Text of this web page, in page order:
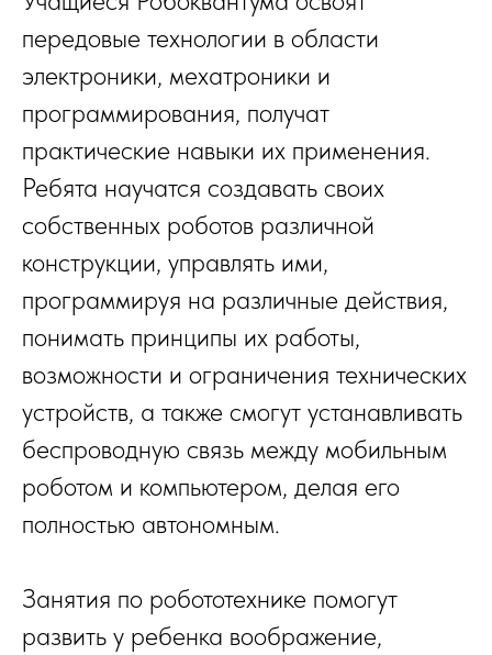
передовые технологии в области
электроники, мехатроники и
программирования, получат
практические навыки их применения.
Ребята научатся создавать своих
собственных роботов различной
конструкции, управлять ими,
программируя на различные действия,
понимать принципы их работы,
возможности и ограничения технических
устройств, а также смогут устанавливать
беспроводную связь между мобильным
роботом и компьютером, делая его
полностью автономным.
Занятия по робототехнике помогут
развить у ребенка воображение,